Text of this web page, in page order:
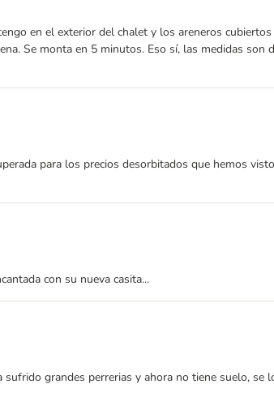
en el exterior del chalet y los areneros
Se monta en 5 minutos. Eso sí, las medidas
para los precios desorbitados que hemos
con su nueva casita...
grandes perrerias y ahora no tiene suelo, se